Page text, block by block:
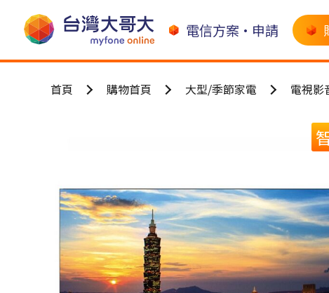
電信方案•申請
首頁 購物首頁 大型/季節家電 電視影